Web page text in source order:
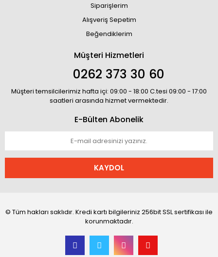
Siparişlerim
Alışveriş Sepetim
Beğendiklerim
Müşteri Hizmetleri
0262 373 30 60
Müşteri temsilcilerimiz hafta içi: 09:00 - 18:00 C.tesi 09:00 - 17:00
saatleri arasında hizmet vermektedir.
E-Bülten Abonelik
KAYDOL
© Tüm hakları saklıdır. Kredi kartı bilgileriniz 256bit SSL sertifikası ile
korunmaktadır.